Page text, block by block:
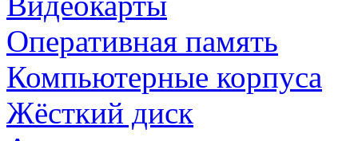
Оперативная память
Компьютерные корпуса
Жёсткий диск